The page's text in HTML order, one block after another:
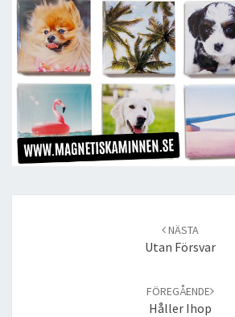
NÄSTA
Utan Försvar
FÖREGÅENDE
Håller Ihop